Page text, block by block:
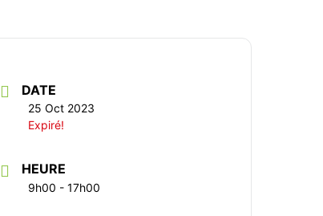
DATE
25 Oct 2023
Expiré!
HEURE
9h00 - 17h00